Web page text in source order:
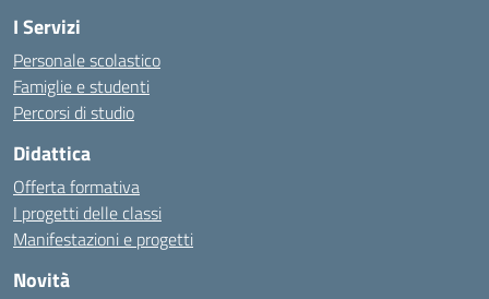
I Servizi
Personale scolastico
Famiglie e studenti
Percorsi di studio
Didattica
Offerta formativa
I progetti delle classi
Manifestazioni e progetti
Novità